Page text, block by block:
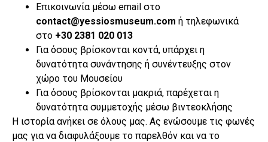
Επικοινωνία μέσω email στο
contact@yessiosmuseum.com ή τηλεφωνικά
στο +30 2381 020 013
Για όσους βρίσκονται κοντά, υπάρχει η
δυνατότητα συνάντησης ή συνέντευξης στον
χώρο του Μουσείου
Για όσους βρίσκονται μακριά, παρέχεται η
δυνατότητα συμμετοχής μέσω βιντεοκλήσης
Η ιστορία ανήκει σε όλους μας. Ας ενώσουμε τις φωνές
μας για να διαφυλάξουμε το παρελθόν και να το